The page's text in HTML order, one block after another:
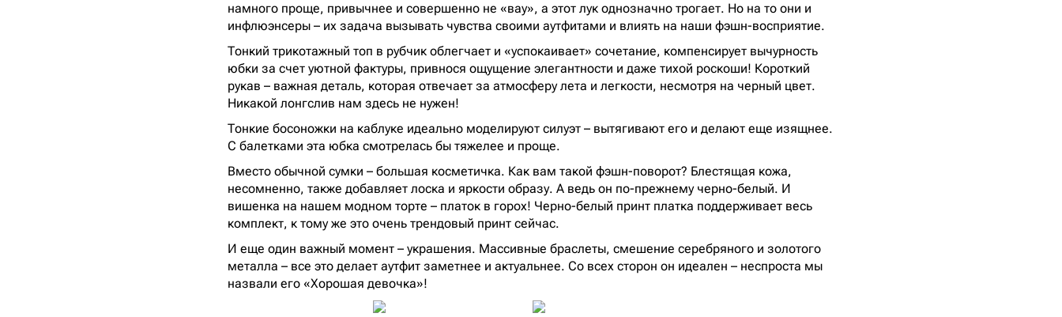
намного проще, привычнее и совершенно не «вау», а этот лук однозначно трогает. Но на то они и
инфлюэнсеры – их задача вызывать чувства своими аутфитами и влиять на наши фэшн-восприятие.
Тонкий трикотажный топ в рубчик облегчает и «успокаивает» сочетание, компенсирует вычурность
юбки за счет уютной фактуры, привнося ощущение элегантности и даже тихой роскоши! Короткий
рукав – важная деталь, которая отвечает за атмосферу лета и легкости, несмотря на черный цвет.
Никакой лонгслив нам здесь не нужен!
Тонкие босоножки на каблуке идеально моделируют силуэт – вытягивают его и делают еще изящнее.
С балетками эта юбка смотрелась бы тяжелее и проще.
Вместо обычной сумки – большая косметичка. Как вам такой фэшн-поворот? Блестящая кожа,
несомненно, также добавляет лоска и яркости образу. А ведь он по-прежнему черно-белый. И
вишенка на нашем модном торте – платок в горох! Черно-белый принт платка поддерживает весь
комплект, к тому же это очень трендовый принт сейчас.
И еще один важный момент – украшения. Массивные браслеты, смешение серебряного и золотого
металла – все это делает аутфит заметнее и актуальнее. Со всех сторон он идеален – неспроста мы
назвали его «Хорошая девочка»!